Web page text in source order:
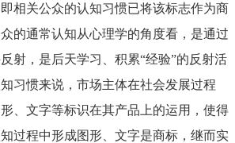
相关公众的认知习惯已将该标志作为商
的通常认知从心理学的角度看，是通过
射，是后天学习、积累“经验”的反射活
习惯来说，市场主体在社会发展过程
、文字等标识在其产品上的运用，使得
过程中形成图形、文字是商标，继而实